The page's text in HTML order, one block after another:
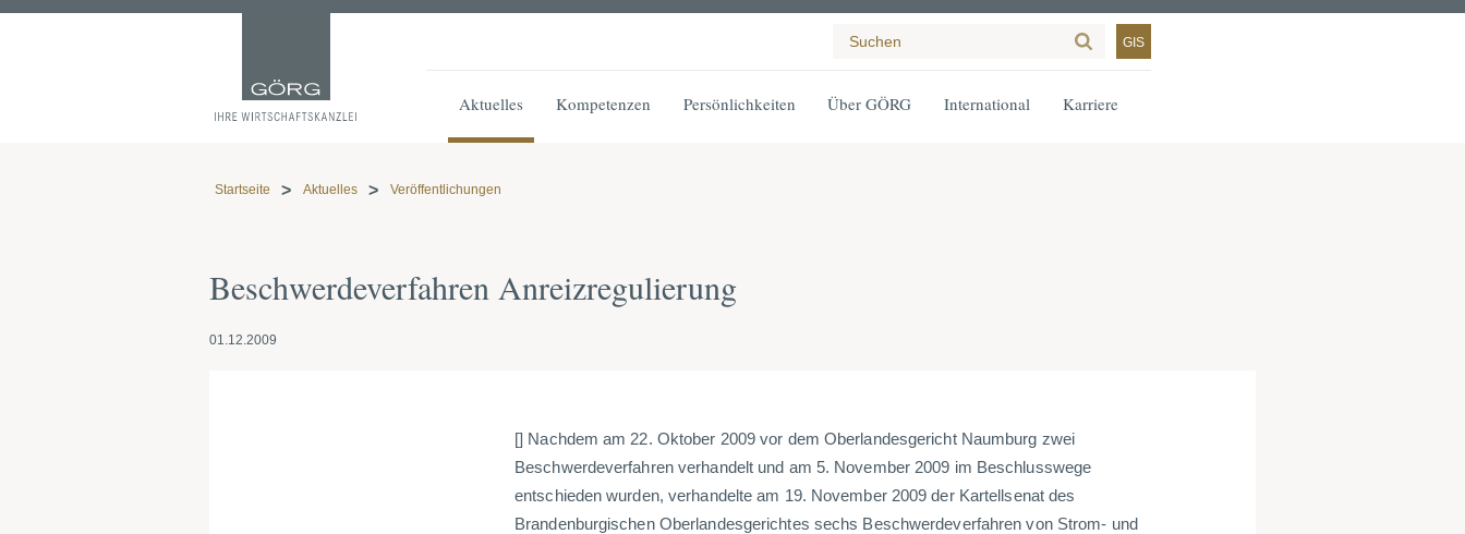
GIS
Aktuelles Kompetenzen Persönlichkeiten Über GÖRG International Karriere
Startseite Aktuelles Veröffentlichungen
Beschwerdeverfahren Anreizregulierung
01.12.2009
[] Nachdem am 22. Oktober 2009 vor dem Oberlandesgericht Naumburg zwei
Beschwerdeverfahren verhandelt und am 5. November 2009 im Beschlusswege
entschieden wurden, verhandelte am 19. November 2009 der Kartellsenat des
Brandenburgischen Oberlandesgerichtes sechs Beschwerdeverfahren von Strom- und